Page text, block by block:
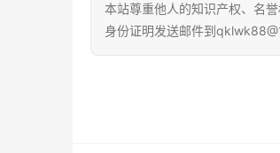
本站尊重他人的知识产权、名
身份证明发送邮件到